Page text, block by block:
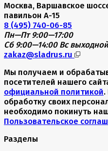
Москва, Варшавское
павильон А-15
8 (495) 740-06-85
Пн—Пт 9:00—17:00
Сб 9:00—14:00 Вс выходной
zakaz@sladrus.ru
Мы получаем и
посетителей нашего
официальной политикой.
обработку своих
необходимо покинуть
Пользовательское
Разделы